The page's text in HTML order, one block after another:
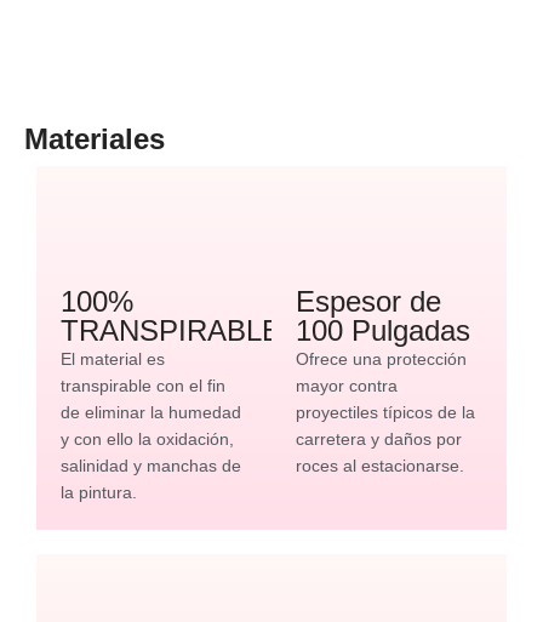
Materiales
100%
TRANSPIRABLE
El material es
transpirable con el fin
de eliminar la humedad
y con ello la oxidación,
salinidad y manchas de
la pintura.
Espesor de
100 Pulgadas
Ofrece una protección
mayor contra
proyectiles típicos de la
carretera y daños por
roces al estacionarse.